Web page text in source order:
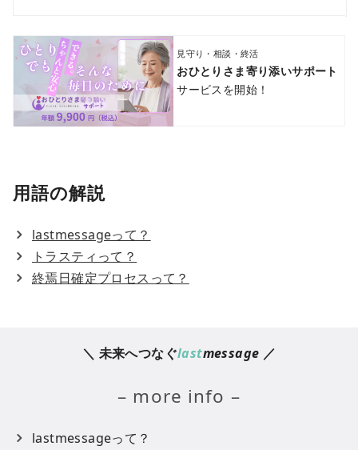
見守り・相談・終活
おひとりさま寄り添いサポート
サービスを開始！
用語の解説
lastmessageって？
トラスティって？
終焉日確定プロセスって？
＼ 未来へつなぐlastmessage ／
– more info –
lastmessageって？